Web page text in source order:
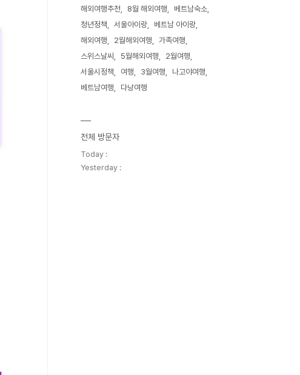
해외여행추천
8월 해외여행
베트남숙소
청년정책
서울아이랑
베트남 아이랑
해외여행
2월해외여행
가족여행
스위스날씨
5월해외여행
2월여행
서울시정책
여행 3월여행
나고야여행
베트남여행
다낭여행
전체 방문자
Today :
Yesterday :